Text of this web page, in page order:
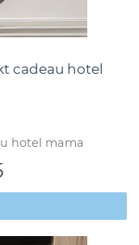
cadeau hotel
hotel mama